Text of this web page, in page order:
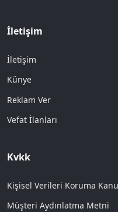
İletişim
İletişim
Künye
Reklam Ver
Vefat İlanları
Kvkk
Kişisel Verileri Koruma
Müşteri Aydınlatma Metni